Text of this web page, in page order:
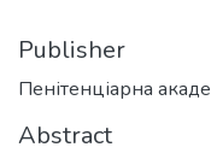
Publisher
Пенітенціарна
Abstract